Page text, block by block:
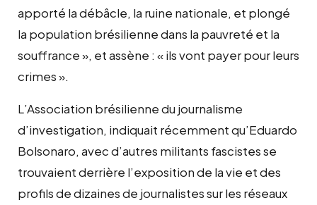
apporté la débâcle, la ruine nationale, et plongé
la population brésilienne dans la pauvreté et la
souffrance », et assène : « ils vont payer pour leurs
crimes ».
L’Association brésilienne du journalisme
d’investigation, indiquait récemment qu’Eduardo
Bolsonaro, avec d’autres militants fascistes se
trouvaient derrière l’exposition de la vie et des
profils de dizaines de journalistes sur les réseaux